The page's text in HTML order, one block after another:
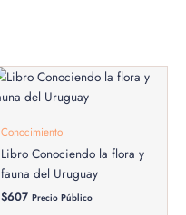
Conocimiento
Libro Conociendo la flora y
fauna del Uruguay
$607 Precio Público